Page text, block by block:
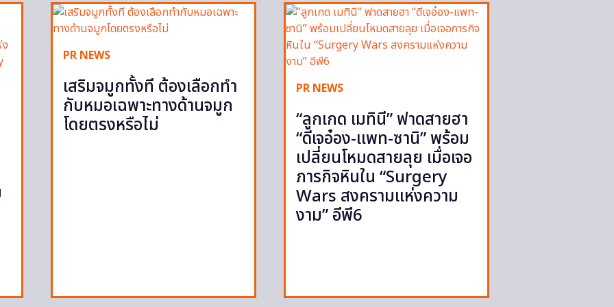
PR NEWS
เสริมจมูกทั้งที ต้องเลือกทำ
กับหมอเฉพาะทางด้านจมูก
โดยตรงหรือไม่
PR NEWS
“ลูกเกด เมทินี” ฟาดสายฮา
“ดีเจอ๋อง-แพท-ซานิ” พร้อม
เปลี่ยนโหมดสายลุย เมื่อเจอ
ภารกิจหินใน “Surgery
Wars สงครามแห่งความ
งาม” อีพี6